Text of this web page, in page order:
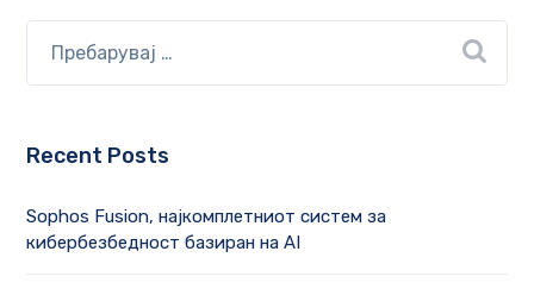
Recent Posts
Sophos Fusion, најкомплетниот систем за
кибербезбедност базиран на AI